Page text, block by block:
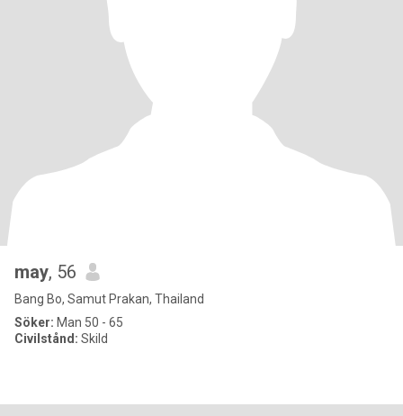
may, 56
Bang Bo, Samut Prakan, Thailand
Söker: Man 50 - 65
Civilstånd: Skild